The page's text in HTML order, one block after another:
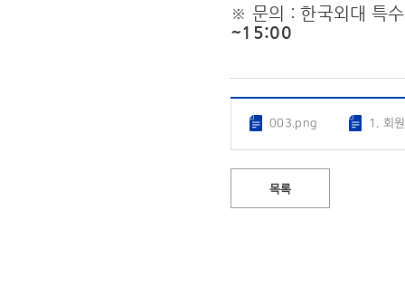
※ 문의 : 한국외대 특
~15:00
003.png 1. 회
목록